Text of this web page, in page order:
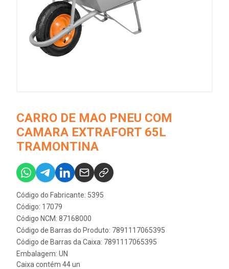
CARRO DE MAO PNEU COM
CAMARA EXTRAFORT 65L
TRAMONTINA
Código do Fabricante: 5395
Código: 17079
Código NCM: 87168000
Código de Barras do Produto: 7891117065395
Código de Barras da Caixa: 7891117065395
Embalagem: UN
Caixa contém 44 un